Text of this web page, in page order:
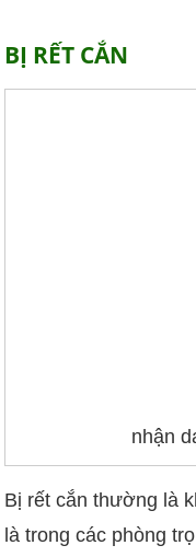
BỊ RẾT CẮN
nhận
Bị rết cắn thường là
là trong các phòng